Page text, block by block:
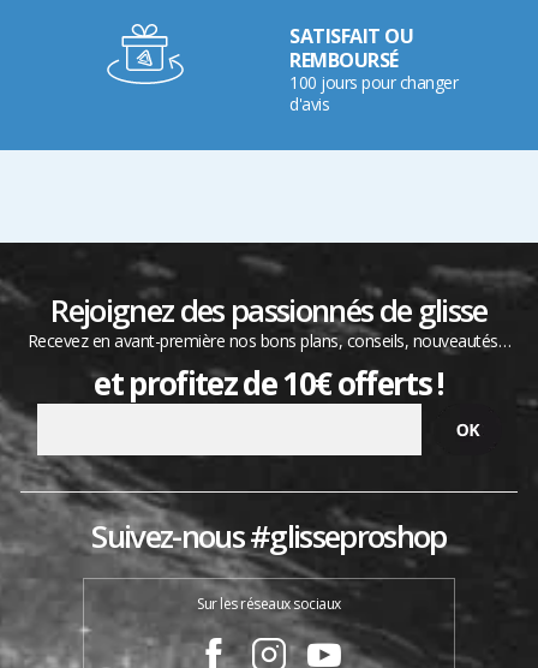
SATISFAIT OU
REMBOURSÉ
100 jours pour changer
d'avis
Rejoignez des passionnés de glisse
Recevez en avant-première nos bons plans, conseils, nouveautés…
et profitez de 10€ offerts !
Suivez-nous #glisseproshop
Sur les réseaux sociaux